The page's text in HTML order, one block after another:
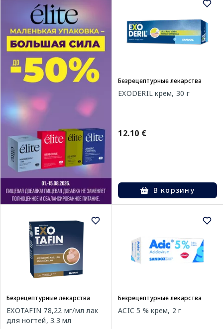
Безрецептурные лекарства
EXODERIL крем, 30 г
12.10 €
В корзину
Безрецептурные лекарства
EXOTAFIN 78,22 мг/мл лак
для ногтей, 3.3 мл
Безрецептурные лекарства
ACIC 5 % крем, 2 г